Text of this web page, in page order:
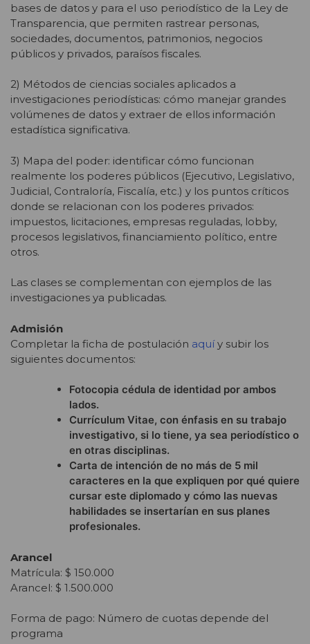
bases de datos y para el uso periodístico de la Ley de
Transparencia, que permiten rastrear personas,
sociedades, documentos, patrimonios, negocios
públicos y privados, paraísos fiscales.
2) Métodos de ciencias sociales aplicados a
investigaciones periodísticas: cómo manejar grandes
volúmenes de datos y extraer de ellos información
estadística significativa.
3) Mapa del poder: identificar cómo funcionan
realmente los poderes públicos (Ejecutivo, Legislativo,
Judicial, Contraloría, Fiscalía, etc.) y los puntos críticos
donde se relacionan con los poderes privados:
impuestos, licitaciones, empresas reguladas, lobby,
procesos legislativos, financiamiento político, entre
otros.
Las clases se complementan con ejemplos de las
investigaciones ya publicadas.
Admisión
Completar la ficha de postulación aquíy subir los
siguientes documentos:
Fotocopia cédula de identidad por ambos
lados.
Currículum Vitae, con énfasis en su trabajo
investigativo, si lo tiene, ya sea periodístico o
en otras disciplinas.
Carta de intención de no más de 5 mil
caracteres en la que expliquen por qué quiere
cursar este diplomado y cómo las nuevas
habilidades se insertarían en sus planes
profesionales.
Arancel
Matrícula: $ 150.000
Arancel: $ 1.500.000
Forma de pago: Número de cuotas depende del
programa